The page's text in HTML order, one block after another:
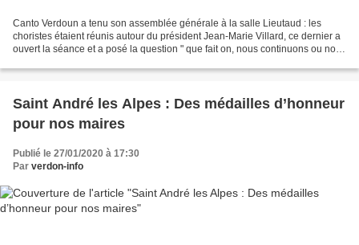
Canto Verdoun a tenu son assemblée générale à la salle Lieutaud : les
choristes étaient réunis autour du président Jean-Marie Villard, ce dernier a
ouvert la séance et a posé la question " que fait on, nous continuons ou nous
Saint André les Alpes : Des médailles d’honneur
pour nos maires
Publié le 27/01/2020 à 17:30
Par verdon-info